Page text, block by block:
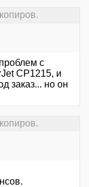
с
CP1215, и
заказ... но он